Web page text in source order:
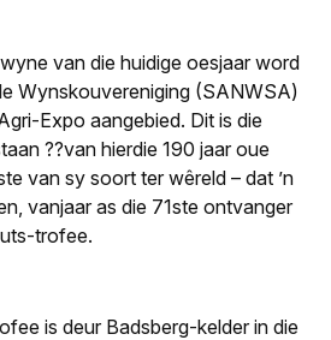
van die huidige oesjaar word
Wynskouvereniging (SANWSA)
Expo aangebied. Dit is die
??van hierdie 190 jaar oue
van sy soort ter wêreld – dat ’n
vanjaar as die 71ste ontvanger
trofee.
is deur Badsberg-kelder in die